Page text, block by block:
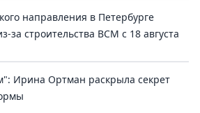
направления в Петербурге
за строительства ВСМ с 18 августа
Ирина Ортман раскрыла секрет